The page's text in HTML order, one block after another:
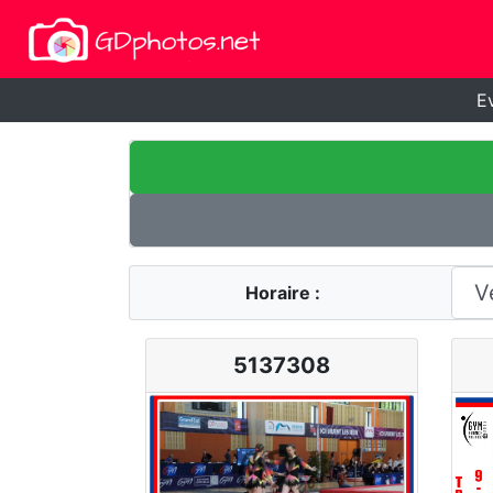
Horaire :
5137308